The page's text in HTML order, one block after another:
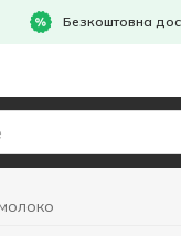
Безкоштовна